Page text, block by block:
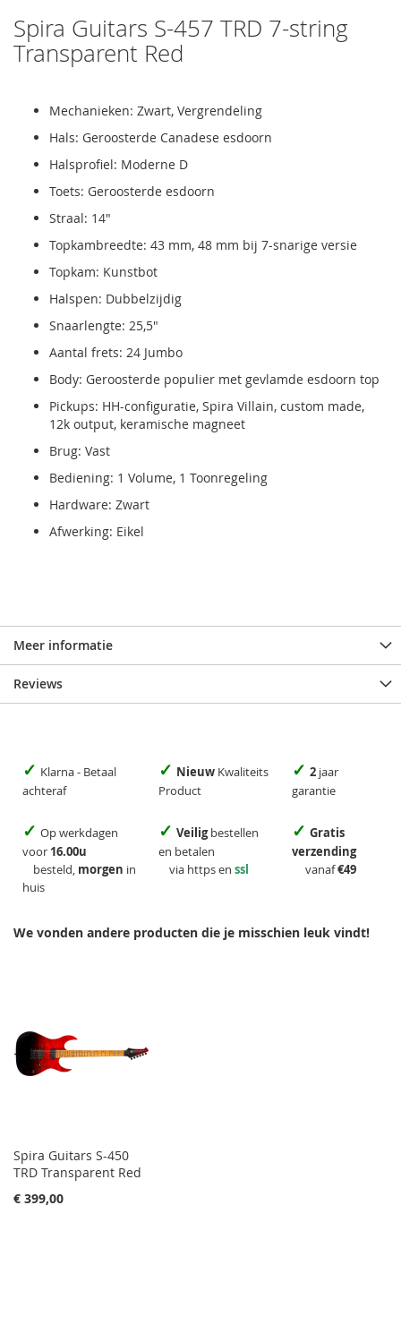
Spira Guitars S-457 TRD 7-string
Transparent Red
Mechanieken: Zwart, Vergrendeling
Hals: Geroosterde Canadese esdoorn
Halsprofiel: Moderne D
Toets: Geroosterde esdoorn
Straal: 14"
Topkambreedte: 43 mm, 48 mm bij 7-snarige versie
Topkam: Kunstbot
Halspen: Dubbelzijdig
Snaarlengte: 25,5"
Aantal frets: 24 Jumbo
Body: Geroosterde populier met gevlamde esdoorn top
Pickups: HH-configuratie, Spira Villain, custom made,
12k output, keramische magneet
Brug: Vast
Bediening: 1 Volume, 1 Toonregeling
Hardware: Zwart
Afwerking: Eikel
Meer informatie
Reviews
✓ Klarna - Betaal
achteraf
✓ Nieuw Kwaliteits
Product
✓ 2 jaar
garantie
✓ Op werkdagen
voor 16.00u
besteld, morgen in
huis
✓ Veiligbestellen
en betalen
via https en ssl
✓ Gratis
verzending
vanaf€49
We vonden andere producten die je misschien leuk vindt!
Spira Guitars S-450
TRD Transparent Red
€ 399,00